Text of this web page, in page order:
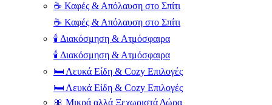
☕ Καφές & Απόλαυση στο Σπίτι
☕ Καφές & Απόλαυση στο Σπίτι
🕯️ Διακόσμηση & Ατμόσφαιρα
🕯️ Διακόσμηση & Ατμόσφαιρα
🛏️ Λευκά Είδη & Cozy Επιλογές
🛏️ Λευκά Είδη & Cozy Επιλογές
🎀 Μικρά αλλά Ξεχωριστά Δώρα